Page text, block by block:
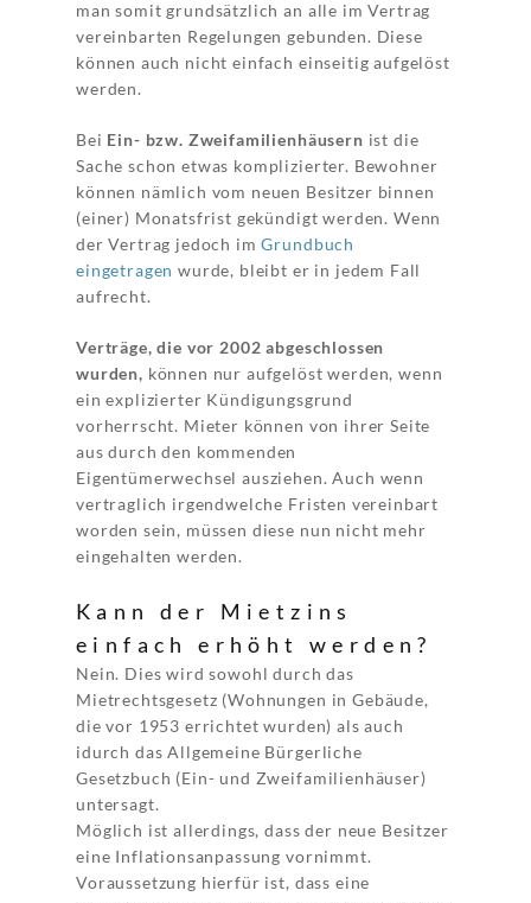
man somit grundsätzlich an alle im Vertrag
vereinbarten Regelungen gebunden. Diese
können auch nicht einfach einseitig aufgelöst
werden.
Bei Ein- bzw. Zweifamilienhäusern ist die
Sache schon etwas komplizierter. Bewohner
können nämlich vom neuen Besitzer binnen
(einer) Monatsfrist gekündigt werden. Wenn
der Vertrag jedoch imGrundbuch
eingetragen wurde, bleibt er in jedem Fall
aufrecht.
Verträge, die vor 2002 abgeschlossen
wurden, können nur aufgelöst werden, wenn
ein explizierter Kündigungsgrund
vorherrscht. Mieter können von ihrer Seite
aus durch den kommenden
Eigentümerwechsel ausziehen. Auch wenn
vertraglich irgendwelche Fristen vereinbart
worden sein, müssen diese nun nicht mehr
eingehalten werden.
Kann der Mietzins
einfach erhöht werden?
Nein. Dies wird sowohl durch das
Mietrechtsgesetz (Wohnungen in Gebäude,
die vor 1953 errichtet wurden) als auch
idurch das Allgemeine Bürgerliche
Gesetzbuch (Ein- und Zweifamilienhäuser)
untersagt.
Möglich ist allerdings, dass der neue Besitzer
eine Inflationsanpassung vornimmt.
Voraussetzung hierfür ist, dass eine